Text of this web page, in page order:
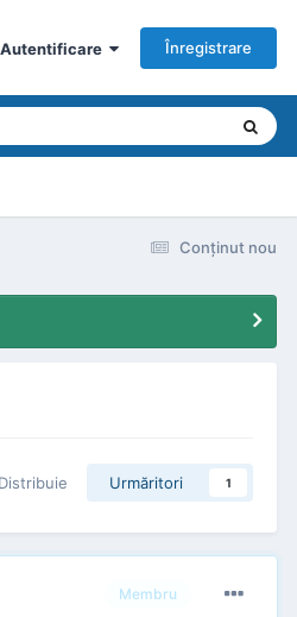
Înregistrare
Conţinut nou
Urmăritori 1
Membru